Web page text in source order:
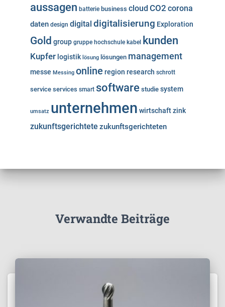
aussagen batterie business cloud CO2 corona
daten design digital digitalisierung Exploration
Gold group gruppe hochschule kabel kunden
Kupfer logistik lösung lösungen management
messe Messing online region research schrott
service services smart software studie system
umsatz unternehmen wirtschaftzink
zukunftsgerichtete zukunftsgerichteten
Verwandte Beiträge